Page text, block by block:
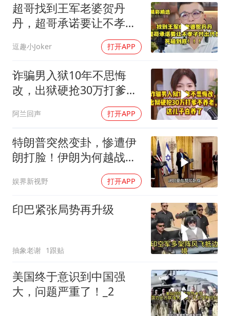
超哥找到王军老婆贺丹
丹，超哥承诺要让不孝子
付出代价，死磕到底
逗趣小Joker 打开APP
诈骗男入狱10年不思悔
改，出狱硬抢30万打爹不
养老，这儿子白养了
阿兰回声 打开APP
特朗普突然变卦，惨遭伊
朗打脸！伊朗为何越战越
娱界新视野 打开APP
印巴紧张局势再升级
抽象老谢 1跟贴
美国终于意识到中国强
大，问题严重了！_2